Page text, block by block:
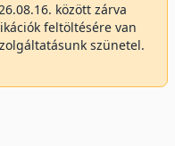
között zárva
feltöltésére van
szünetel.